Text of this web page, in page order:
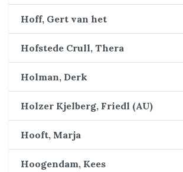
Hoff, Gert van het
Hofstede Crull, Thera
Holman, Derk
Holzer Kjelberg, Friedl (AU)
Hooft, Marja
Hoogendam, Kees